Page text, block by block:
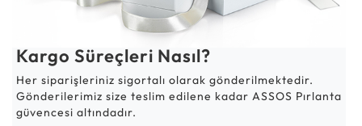
Kargo Süreçleri Nasıl?
Her siparişleriniz sigortalı olarak gönderilmektedir.
Gönderilerimiz size teslim edilene kadar ASSOS Pırlanta
güvencesi altındadır.